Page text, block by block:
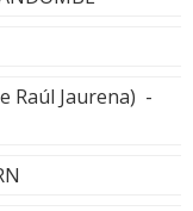
Raúl Jaurena) -